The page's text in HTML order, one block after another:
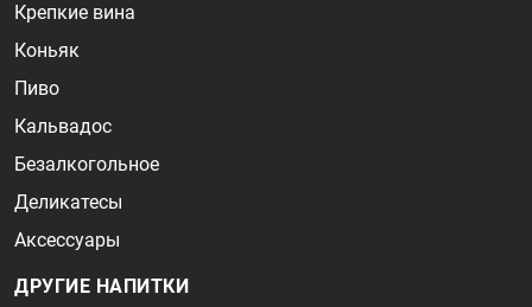
Крепкие вина
Коньяк
Пиво
Кальвадос
Безалкогольное
Деликатесы
Аксессуары
ДРУГИЕ НАПИТКИ